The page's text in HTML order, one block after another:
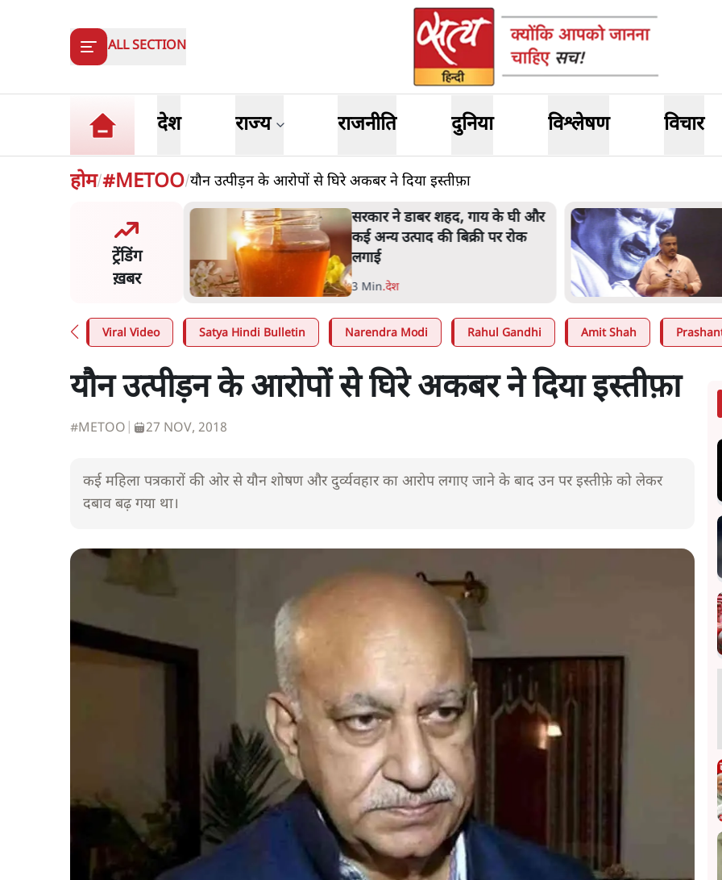
ALL SECTION
देश राज्य राजनीति दुनिया विश्लेषण विचार
होम/#METOO/यौन उत्पीड़न के आरोपों से घिरे अकबर ने दिया इस्तीफ़ा
ट्रेंडिंग
ख़बर
पूछताछ के बाद उदयनिधि
रिहा; बोले- 'सरकार ने
सरकार ने डाबर शहद, गाय के घी और
कई अन्य उत्पाद की बिक्री पर रोक
लगाई
3 Min.देश
Viral Video Satya Hindi Bulletin Narendra Modi Rahul Gandhi Amit Shah
यौन उत्पीड़न के आरोपों से घिरे अकबर ने दिया इस्तीफ़ा
#METOO 27 NOV, 2018
कई महिला पत्रकारों की ओर से यौन शोषण और दुर्व्यवहार का आरोप लगाए जाने के बाद उन पर इस्तीफ़े को लेकर
दबाव बढ़ गया था।